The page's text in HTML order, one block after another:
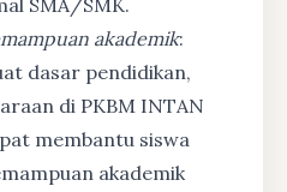
akademik:
dasar pendidikan,
di PKBM INTAN
membantu siswa
akademik